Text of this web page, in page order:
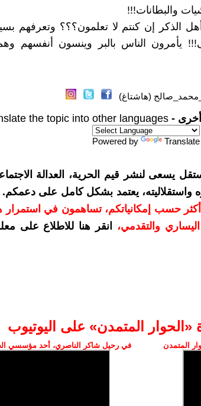
والبطانات!!!
الذكر إن كنتم لا تعلمون؟؟؟ وتعرفهم
يأمرون الناس بالبر وينسون أنفسهم
(هاشتاغ)
-
the topic into other languages
Powered by Translate
يسعى لنشر قيم الحرية، العدالة
واستقلاليته، يعتمد بشكل كامل على دعمكم.
سنويًا أو أكثر حسب إمكانياتكم، تساهمون في
والتقدمي،
انقر هنا للاطلاع على
‫«الحوار المتمدن» على اليوتيوب
المتمدن في رحيل شاكر الناصري، أحد مؤسسي